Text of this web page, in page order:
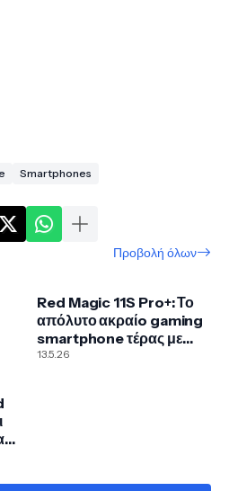
Smartphones
Προβολή όλων
Red Magic 11S Pro+: Το
απόλυτο ακραίo gaming
smartphone τέρας με
Snapdragon 8 Elite Gen
13.5.26